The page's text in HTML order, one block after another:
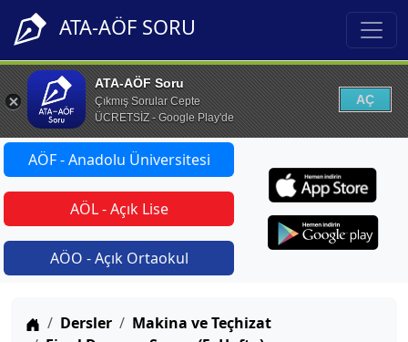
ATA-AÖF SORU
ATA-AÖF Soru
Çıkmış Sorular Cepte
ÜCRETSİZ - Google Play'de
AÇ
AÖF - Anadolu Üniversitesi
AÖL - Açık Lise
AÖO - Açık Ortaokul
Anasayfa
Dersler
Makina ve Teçhizat